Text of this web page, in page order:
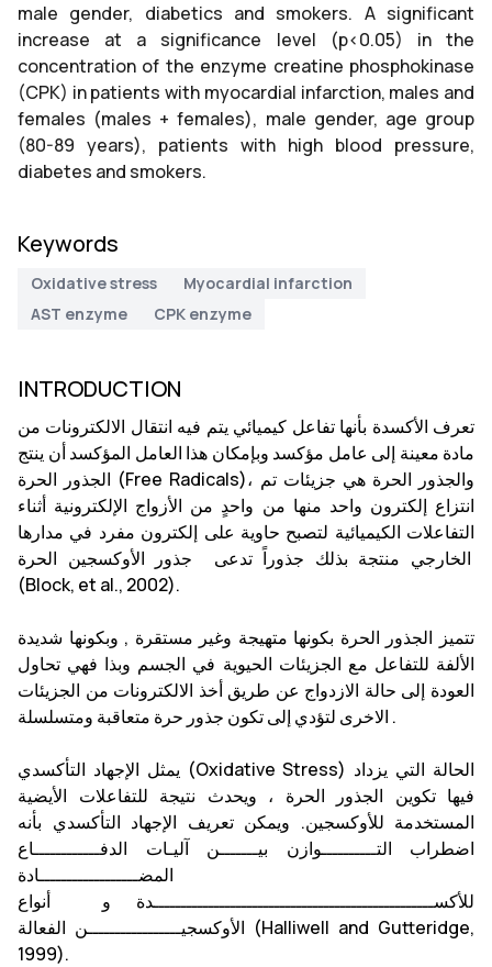
male gender, diabetics and smokers. A significant
increase at a significance level (p<0.05) in the
concentration of the enzyme creatine phosphokinase
(CPK) in patients with myocardial infarction, males and
females (males + females), male gender, age group
(80-89 years), patients with high blood pressure,
diabetes and smokers.
Keywords
Oxidative stress
Myocardial infarction
AST enzyme
CPK enzyme
INTRODUCTION
تعرف الأكسدة بأنها تفاعل كيميائي يتم فيه انتقال الالكترونات من
مادة معينة إلى عامل مؤكسد وبإمكان هذا العامل المؤكسد أن ينتج
الجذور الحرة (Free Radicals)، والجذور الحرة هي جزيئات تم
انتزاع إلكترون واحد منها من واحدٍ من الأزواج الإلكترونية أثناء
التفاعلات الكيميائية لتصبح حاوية على إلكترون مفرد في مدارها
الخارجي منتجة بذلك جذوراً تدعى جذور الأوكسجين الحرة
(Block, et al., 2002).
تتميز الجذور الحرة بكونها متهيجة وغير مستقرة , وبكونها شديدة
الألفة للتفاعل مع الجزيئات الحيوية في الجسم وبذا فهي تحاول
العودة إلى حالة الازدواج عن طريق أخذ الالكترونات من الجزيئات
الاخرى لتؤدي إلى تكون جذور حرة متعاقبة ومتسلسلة .
يمثل الإجهاد التأكسدي (Oxidative Stress) الحالة التي يزداد
فيها تكوين الجذور الحرة ، ويحدث نتيجة للتفاعلات الأيضية
المستخدمة للأوكسجين. ويمكن تعريف الإجهاد التأكسدي بأنه
اضطراب التــــــــــوازن بيـــــــن آليـات الدفــــــــــــاع
المضــــــــــــــــــادة
للأكســـــــــــــــــــــــــــــــــــــــــــــــــــدة و أنواع
الأوكسجيـــــــــــــــــن الفعالة (Halliwell and Gutteridge,
1999).